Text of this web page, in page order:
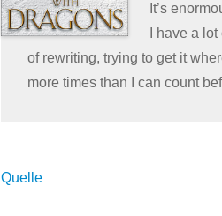
It’s
I have a
of rewriting, trying to get it
more times than I can count
Quelle